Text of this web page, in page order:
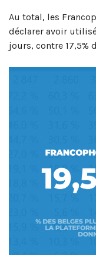
Au total, les
déclarer avoir
jours, contre 17,5%